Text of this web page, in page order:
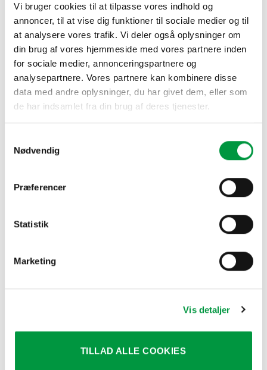
Vi bruger cookies til at tilpasse vores indhold og
annoncer, til at vise dig funktioner til sociale medier og til
at analysere vores trafik. Vi deler også oplysninger om
din brug af vores hjemmeside med vores partnere inden
for sociale medier, annonceringspartnere og
analysepartnere. Vores partnere kan kombinere disse
data med andre oplysninger, du har givet dem, eller som
de har indsamlet fra din brug af deres tjenester.
Nødvendig
Præferencer
Statistik
Marketing
Vis detaljer
TILLAD ALLE COOKIES
DU KUNNE OGSÅ VÆRE INTERESSERET I…
ANTIBAKTERIEL FOLIE
kr.198,00
Model 590 Håndsprit Gel,